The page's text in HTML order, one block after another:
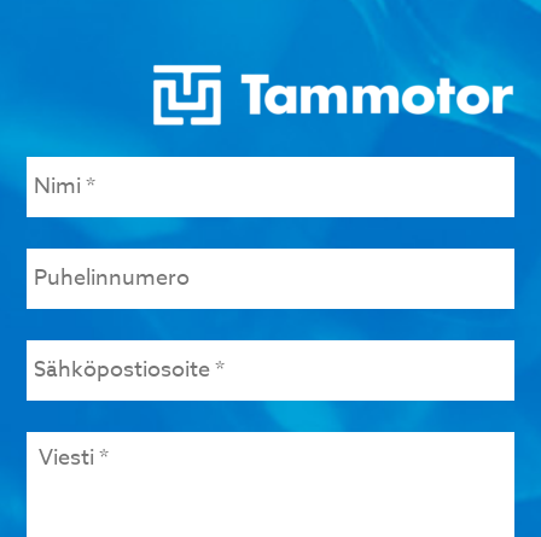
Nimi *
Puhelinnumero
Sähköpostiosoite *
Viesti *